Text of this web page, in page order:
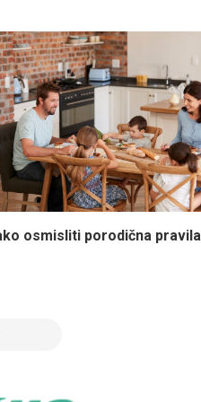
osmisliti porodična pravila